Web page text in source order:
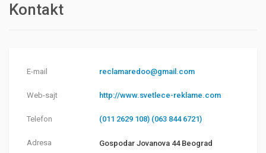
Kontakt
E-mail reclamaredoo@gmail.com
Web-sajt http://www.svetlece-reklame.com
Telefon (011 2629 108) (063 844 6721)
Adresa
Gospodar Jovanova 44 Beograd